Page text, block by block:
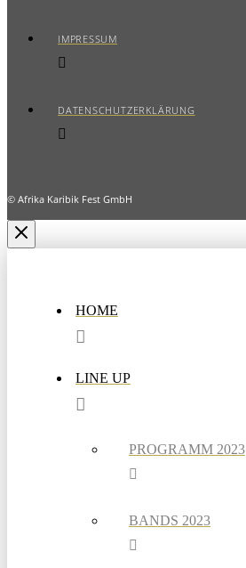
IMPRESSUM
DATENSCHUTZERKLÄRUNG
© Afrika Karibik Fest GmbH
HOME
LINE UP
PROGRAMM 2023
BANDS 2023